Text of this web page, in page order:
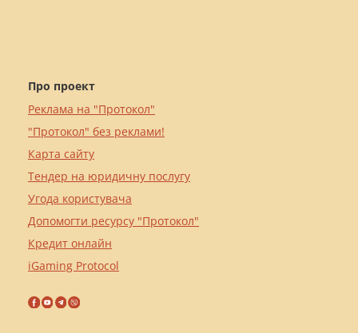
Про проект
Реклама на "Протокол"
"Протокол" без реклами!
Карта сайту
Тендер на юридичну послугу
Угода користувача
Допомогти ресурсу "Протокол"
Кредит онлайн
iGaming Protocol